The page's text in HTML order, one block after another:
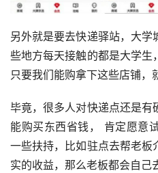
另外就是要去快递驿站，大学
些地方每天接触的都是大学生
只要我们能购拿下这些店铺，
毕竟，很多人对快递点还是有
能购买东西省钱， 肯定愿意
一些扶持，比如驻点去帮老板
实的收益，那么老板都会自己